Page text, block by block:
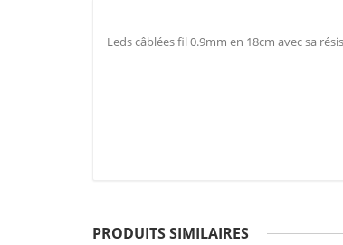
Leds câblées fil 0.9mm en 18cm avec sa
PRODUITS SIMILAIRES